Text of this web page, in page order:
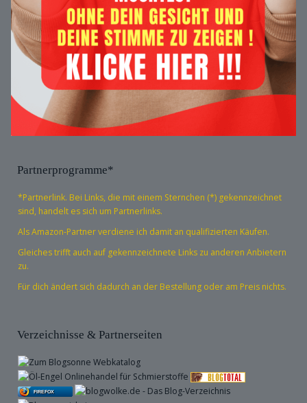
Partnerprogramme*
*Partnerlink. Bei Links, die mit einem Sternchen (*) gekennzeichnet
sind, handelt es sich um Partnerlinks.
Als Amazon-Partner verdiene ich damit an qualifizierten Käufen.
Gleiches trifft auch auf gekennzeichnete Links zu anderen Anbietern
zu.
Für dich ändert sich dadurch an der Bestellung oder am Preis nichts.
Verzeichnisse & Partnerseiten
FIREFOX